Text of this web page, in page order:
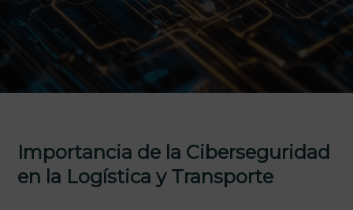
Importancia de la Ciberseguridad
en la Logística y Transporte